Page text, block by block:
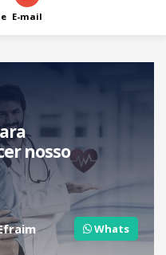
E-mail
nosso
Whats